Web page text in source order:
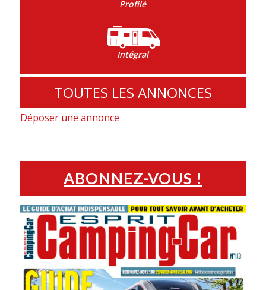
Profilé
Intégral
TOUTES LES ANNONCES
Déposer une annonce
ABONNEZ-VOUS !